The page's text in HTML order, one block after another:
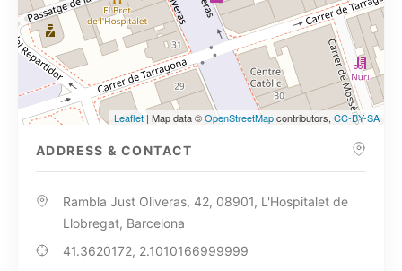
Leaflet | Map data ©OpenStreetMapcontributors, CC-BY-SA
ADDRESS & CONTACT
Rambla Just Oliveras, 42, 08901, L'Hospitalet de
Llobregat, Barcelona
41.3620172, 2.1010166999999